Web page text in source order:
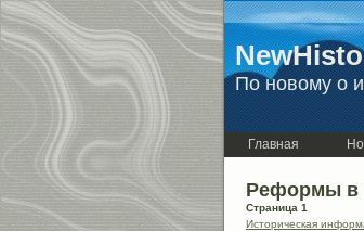
По новому о
Главная
Реформы в
Страница 1
Историческая